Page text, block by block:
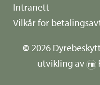
Intranett
Vilkår for
© 2026
utvikling av